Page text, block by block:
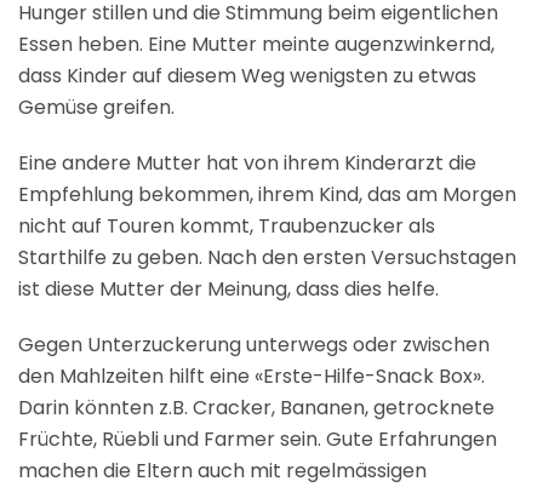
Hunger stillen und die Stimmung beim eigentlichen
Essen heben. Eine Mutter meinte augenzwinkernd,
dass Kinder auf diesem Weg wenigsten zu etwas
Gemüse greifen.
Eine andere Mutter hat von ihrem Kinderarzt die
Empfehlung bekommen, ihrem Kind, das am Morgen
nicht auf Touren kommt, Traubenzucker als
Starthilfe zu geben. Nach den ersten Versuchstagen
ist diese Mutter der Meinung, dass dies helfe.
Gegen Unterzuckerung unterwegs oder zwischen
den Mahlzeiten hilft eine «Erste-Hilfe-Snack Box».
Darin könnten z.B. Cracker, Bananen, getrocknete
Früchte, Rüebli und Farmer sein. Gute Erfahrungen
machen die Eltern auch mit regelmässigen